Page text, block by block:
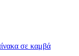
σε καμβά